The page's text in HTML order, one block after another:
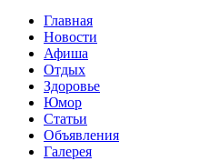
Главная
Новости
Афиша
Отдых
Здоровье
Юмор
Статьи
Объявления
Галерея